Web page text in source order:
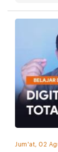
Jum'at, 02